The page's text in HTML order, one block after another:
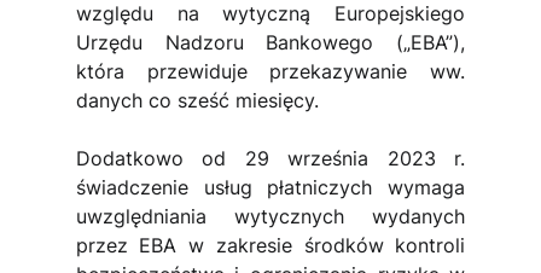
względu na wytyczną Europejskiego
Urzędu Nadzoru Bankowego („EBA”),
która przewiduje przekazywanie ww.
danych co sześć miesięcy.
Dodatkowo od 29 września 2023 r.
świadczenie usług płatniczych wymaga
uwzględniania wytycznych wydanych
przez EBA w zakresie środków kontroli